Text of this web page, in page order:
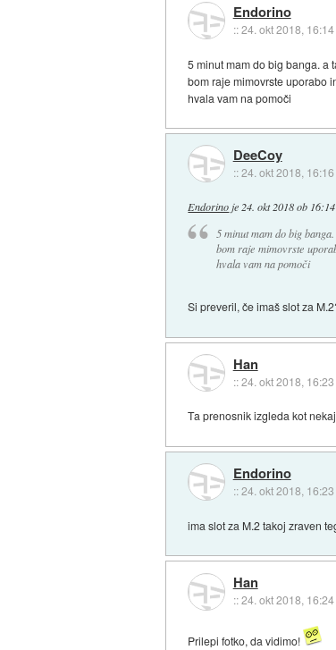
Endorino
::24. okt 2018, 16:14
5 minut mam do big banga. a
bom raje mimovrste uporabo
hvala vam na pomoči
DeeCoy
::24. okt 2018, 16:16
Endorino je 24. okt 2018 ob 16:14
5 minut mam do big
bom raje mimovrste
hvala vam na pomoči
Si preveril, če imaš slot za
Han
::24. okt 2018, 16:23
Ta prenosnik izgleda kot
Endorino
::24. okt 2018, 16:23
ima slot za M.2 takoj zraven
Han
::24. okt 2018, 16:24
Prilepi fotko, da vidimo!